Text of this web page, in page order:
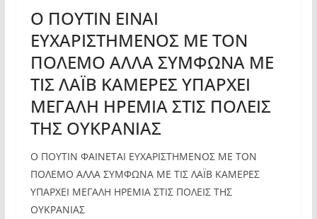
Ο ΠΟΥΤΙΝ ΕΙΝΑΙ
ΕΥΧΑΡΙΣΤΗΜΕΝΟΣ ΜΕ ΤΟΝ
ΠΟΛΕΜΟ ΑΛΛΑ ΣΥΜΦΩΝΑ ΜΕ
ΤΙΣ ΛΑΪΒ ΚΑΜΕΡΕΣ ΥΠΑΡΧΕΙ
ΜΕΓΑΛΗ ΗΡΕΜΙΑ ΣΤΙΣ ΠΟΛΕΙΣ
ΤΗΣ ΟΥΚΡΑΝΙΑΣ
Ο ΠΟΥΤΙΝ ΦΑΙΝΕΤΑΙ ΕΥΧΑΡΙΣΤΗΜΕΝΟΣ ΜΕ ΤΟΝ
ΠΟΛΕΜΟ ΑΛΛΑ ΣΥΜΦΩΝΑ ΜΕ ΤΙΣ ΛΑΪΒ ΚΑΜΕΡΕΣ
ΥΠΑΡΧΕΙ ΜΕΓΑΛΗ ΗΡΕΜΙΑ ΣΤΙΣ ΠΟΛΕΙΣ ΤΗΣ
ΟΥΚΡΑΝΙΑΣ